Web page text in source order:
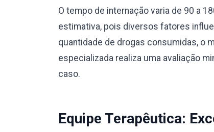
O tempo de internação varia de 90 a
estimativa, pois diversos fatores
quantidade de drogas consumidas, o
especializada realiza uma avaliação
caso.
Equipe Terapêutica: